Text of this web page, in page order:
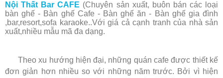
Nội Thất Bar CAFE (Chuyên sản xuất, buôn bán các loại
bàn ghế - Bàn ghế Cafe - Bàn ghế ăn - Bàn ghế gia đình
,bar,resort,sofa karaoke..Với giá cả cạnh tranh của nhà sản
xuất,nhiều mẫu mã đa dạng.
Theo xu hướng hiện đại, những quán cafe được thiết kế
đơn giản hơn nhiều so với những năm trước. Bởi vì hiện